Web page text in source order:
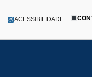
para
ACESSIBILIDADE: